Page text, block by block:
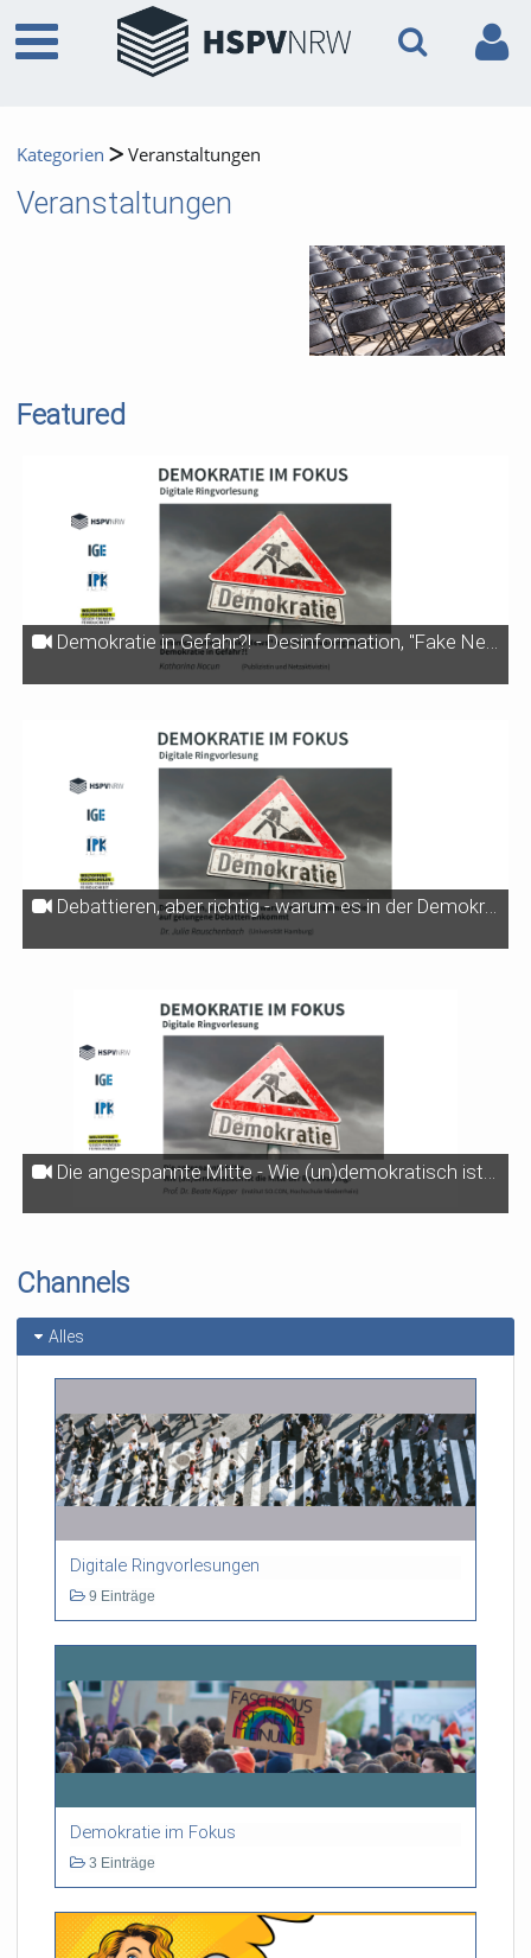
Kategorien Veranstaltungen
Veranstaltungen
Featured
Demokratie in Gefahr?! - Desinformation, "Fake News" und Verschwörungsdenken
Debattieren, aber richtig - warum es in der Demokratie auf gelungene Debatten ankommt
Die angespannte Mitte - Wie (un)demokratisch ist die Mitte der Bevölkerung?
Channels
Alles
Digitale Ringvorlesungen
9 Einträge
Demokratie im Fokus
3 Einträge